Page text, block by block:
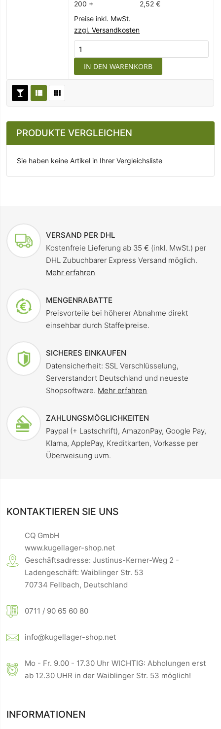
200 +
2,52 €
Preise inkl. MwSt.
zzgl. Versandkosten
IN DEN WARENKORB
PRODUKTE VERGLEICHEN
Sie haben keine Artikel in Ihrer Vergleichsliste
VERSAND PER DHL
Kostenfreie Lieferung ab 35 € (inkl. MwSt.) per
DHL Zubuchbarer Express Versand möglich.
Mehr erfahren
MENGENRABATTE
Preisvorteile bei höherer Abnahme direkt
einsehbar durch Staffelpreise.
SICHERES EINKAUFEN
Datensicherheit: SSL Verschlüsselung,
Serverstandort Deutschland und neueste
Shopsoftware. Mehr erfahren
ZAHLUNGSMÖGLICHKEITEN
Paypal (+ Lastschrift), AmazonPay, Google Pay,
Klarna, ApplePay, Kreditkarten, Vorkasse per
Überweisung uvm.
KONTAKTIEREN SIE UNS
CQ GmbH
www.kugellager-shop.net
Geschäftsadresse: Justinus-Kerner-Weg 2 -
Ladengeschäft: Waiblinger Str. 53
70734 Fellbach, Deutschland
0711 / 90 65 60 80
info@kugellager-shop.net
Mo - Fr. 9.00 - 17.30 Uhr WICHTIG: Abholungen erst
ab 12.30 UHR in der Waiblinger Str. 53 möglich!
INFORMATIONEN